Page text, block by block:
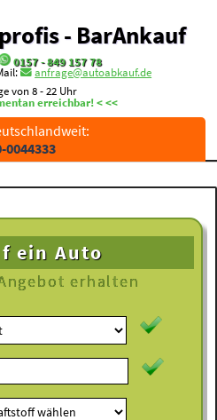
- BarAnkauf
0157 - 849 157 78
anfrage@autoabkauf.de
von 8 - 22 Uhr
erreichbar! < <<
0044333
ein Auto
erhalten